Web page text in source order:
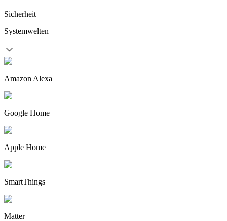
Sicherheit
Systemwelten
Amazon Alexa
Google Home
Apple Home
SmartThings
Matter